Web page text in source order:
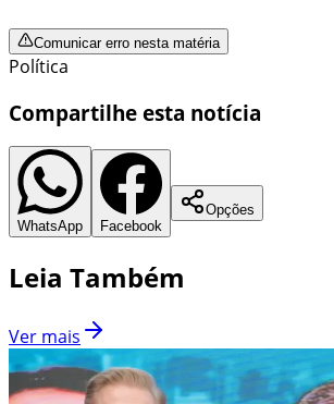
Comunicar erro nesta matéria
Política
Compartilhe esta notícia
WhatsApp Facebook
Opções
Leia Também
Ver mais